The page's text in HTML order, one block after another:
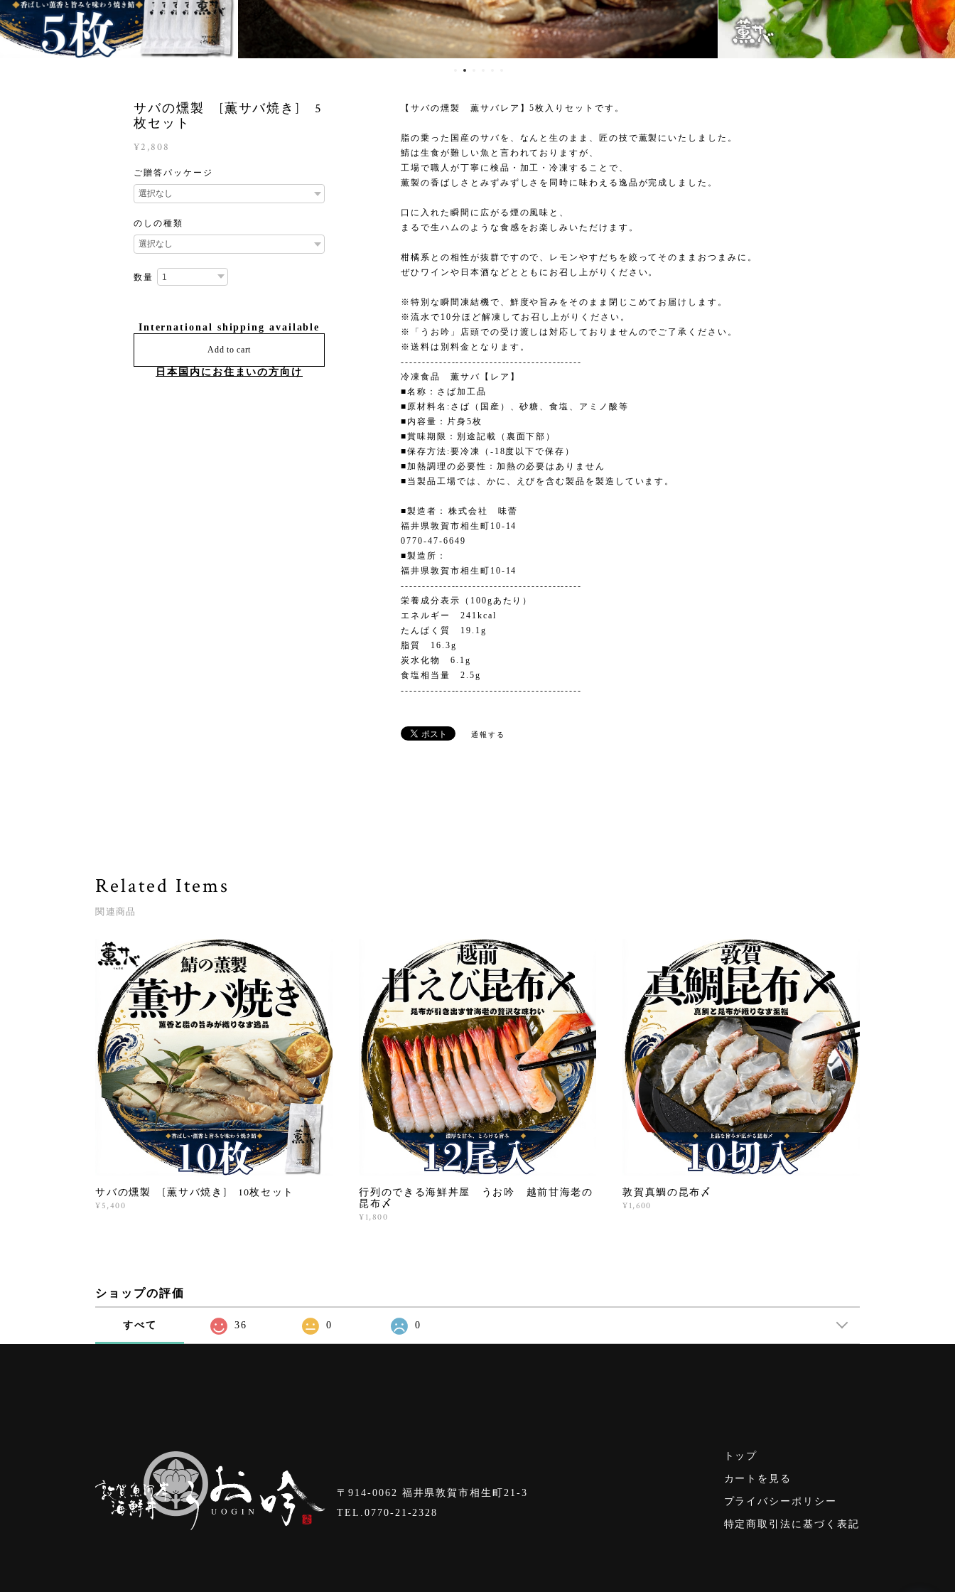
サバの燻製 [薫サバ焼き] 5
枚セット
¥2,808
ご贈答パッケージ
のしの種類
数量
International shipping available
Add to cart
日本国内にお住まいの方向け
【サバの燻製 薫サバレア】5枚入りセットです。
脂の乗った国産のサバを、なんと生のまま、匠の技で薫製にいたしました。
鯖は生食が難しい魚と言われておりますが、
工場で職人が丁寧に検品・加工・冷凍することで、
薫製の香ばしさとみずみずしさを同時に味わえる逸品が完成しました。
口に入れた瞬間に広がる煙の風味と、
まるで生ハムのような食感をお楽しみいただけます。
柑橘系との相性が抜群ですので、レモンやすだちを絞ってそのままおつまみに。
ぜひワインや日本酒などとともにお召し上がりください。
※特別な瞬間凍結機で、鮮度や旨みをそのまま閉じこめてお届けします。
※流水で10分ほど解凍してお召し上がりください。
※「うお吟」店頭での受け渡しは対応しておりませんのでご了承ください。
※送料は別料金となります。
-------------------------------------------
冷凍食品 薫サバ【レア】
■名称：さば加工品
■原材料名:さば（国産）、砂糖、食塩、アミノ酸等
■内容量：片身5枚
■賞味期限：別途記載（裏面下部）
■保存方法:要冷凍（-18度以下で保存）
■加熱調理の必要性：加熱の必要はありません
■当製品工場では、かに、えびを含む製品を製造しています。
■製造者：株式会社 味蕾
福井県敦賀市相生町10-14
0770-47-6649
■製造所：
福井県敦賀市相生町10-14
-------------------------------------------
栄養成分表示（100gあたり）
エネルギー 241kcal
たんぱく質 19.1g
脂質 16.3g
炭水化物 6.1g
食塩相当量 2.5g
-------------------------------------------
通報する
Related Items
関連商品
サバの燻製 [薫サバ焼き] 10枚セット
¥5,400
行列のできる海鮮丼屋 うお吟 越前甘海老の
昆布〆
¥1,800
敦賀真鯛の昆布〆
¥1,600
ショップの評価
すべて 36 0 0
〒914-0062 福井県敦賀市相生町21-3
TEL.0770-21-2328
トップ
カートを見る
プライバシーポリシー
特定商取引法に基づく表記